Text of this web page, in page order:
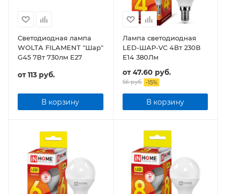
Светодиодная лампа
WOLTA FILAMENT "Шар"
G45 7Вт 730лм E27
от113 руб.
В корзину
Лампа светодиодная
LED-ШАР-VC 4Вт 230В
Е14 380Лм
от47.60 руб.
56 руб. -15%
В корзину